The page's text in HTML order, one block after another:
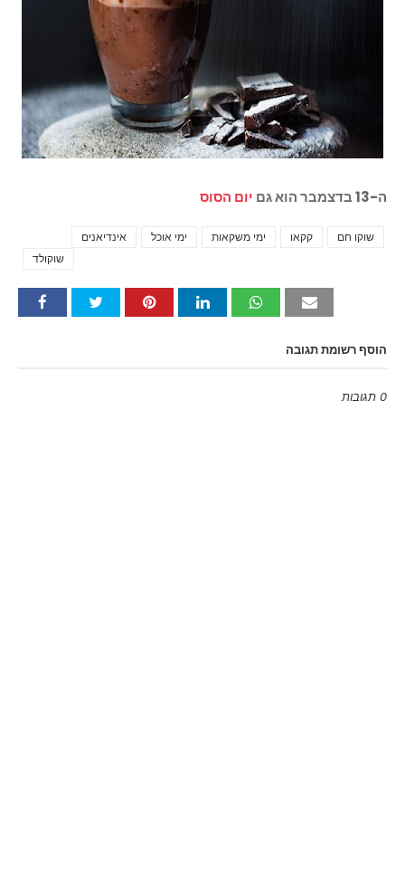
ה-13 בדצמבר הוא גם יום הסוס
אינדיאנים ימי אוכל ימי משקאות קקאו
שוקו חם
שוקולד
הוסף רשומת תגובה
0 תגובות